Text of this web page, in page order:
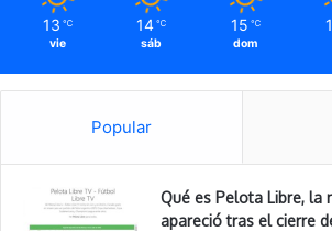
13 ℃
vie
14 ℃
sáb
15 ℃
dom
Popular
Qué es Pelota Libre, la
apareció tras el cierre